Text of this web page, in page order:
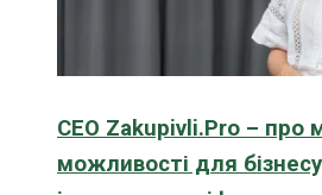
CEO Zakupivli.Pro – про
можливості для